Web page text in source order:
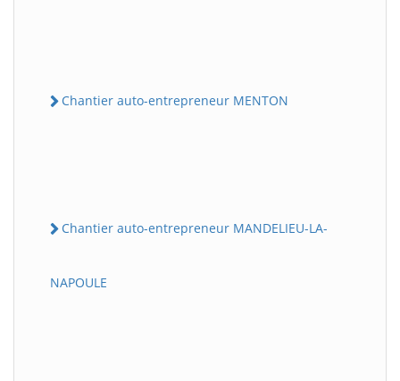
Chantier auto-entrepreneur MENTON
Chantier auto-entrepreneur MANDELIEU-LA-
NAPOULE